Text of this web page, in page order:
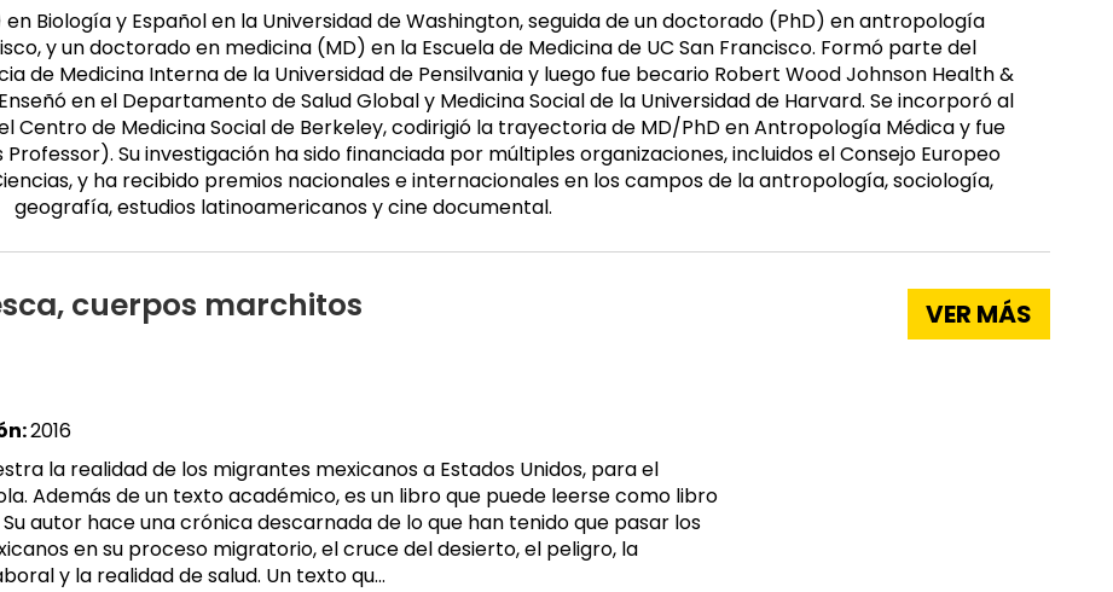
Masculino
Biología y Español en la Universidad de Washington, seguida de un doctorado (PhD) en antropología
y un doctorado en medicina (MD) en la Escuela de Medicina de UC San Francisco. Formó parte del
de Medicina Interna de la Universidad de Pensilvania y luego fue becario Robert Wood Johnson Health &
en el Departamento de Salud Global y Medicina Social de la Universidad de Harvard. Se incorporó al
Centro de Medicina Social de Berkeley, codirigió la trayectoria de MD/PhD en Antropología Médica y fue
Su investigación ha sido financiada por múltiples organizaciones, incluidos el Consejo Europeo
y ha recibido premios nacionales e internacionales en los campos de la antropología, sociología,
geografía, estudios latinoamericanos y cine documental.
cuerpos marchitos
2016
la realidad de los migrantes mexicanos a Estados Unidos, para el
Además de un texto académico, es un libro que puede leerse como libro
autor hace una crónica descarnada de lo que han tenido que pasar los
en su proceso migratorio, el cruce del desierto, el peligro, la
y la realidad de salud. Un texto qu...
VER MÁS